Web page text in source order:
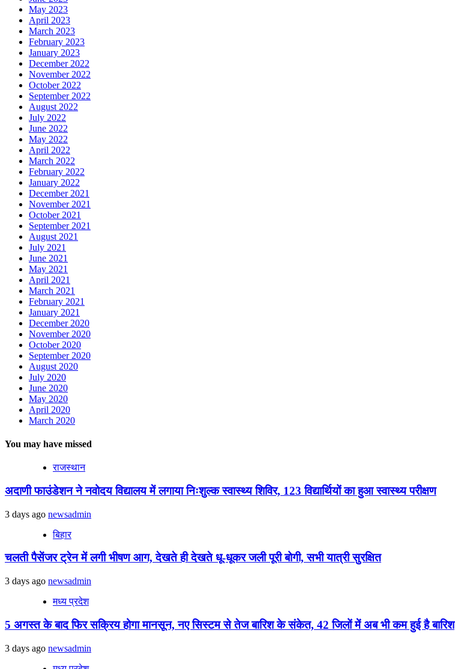
May 2023
April 2023
March 2023
February 2023
January 2023
December 2022
November 2022
October 2022
September 2022
August 2022
July 2022
June 2022
May 2022
April 2022
March 2022
February 2022
January 2022
December 2021
November 2021
October 2021
September 2021
August 2021
July 2021
June 2021
May 2021
April 2021
March 2021
February 2021
January 2021
December 2020
November 2020
October 2020
September 2020
August 2020
July 2020
June 2020
May 2020
April 2020
March 2020
You may have missed
राजस्थान
अदाणी फाउंडेशन ने नवोदय विद्यालय में लगाया निःशुल्क स्वास्थ्य शिविर, 123 विद्यार्थियों का हुआ स्वास्थ्य परीक्षण
3 days ago newsadmin
बिहार
चलती पैसेंजर ट्रेन में लगी भीषण आग, देखते ही देखते धू-धूकर जली पूरी बोगी, सभी यात्री सुरक्षित
3 days ago newsadmin
मध्य प्रदेश
5 अगस्त के बाद फिर सक्रिय होगा मानसून, नए सिस्टम से तेज बारिश के संकेत, 42 जिलों में अब भी कम हुई है बारिश
3 days ago newsadmin